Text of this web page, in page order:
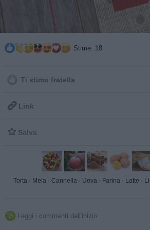
Stime: 18
Ti stimo fratella
 Link
 Salva
Torta · Mela · Cannella · Uova · Farina · Latte ·
 Leggi i commenti dall'inizio...